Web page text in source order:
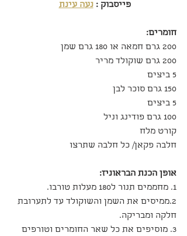
פייסבוק : נעה עינת
חומרים:
200 גרם חמאה או 180 גרם שמן
200 גרם שוקולד מריר
5 ביצים
150 גרם סוכר לבן
5 ביצים
100 גרם פודינג וניל
קורט מלח
חלבה פקאן/ כל חלבה שתרצו
אופן הכנת הבראוניז:
1. מחממים תנור ל180 מעלות טורבו.
2.ממיסים את השמן והשוקולד עד לתערובת
חלקה ומבריקה.
3. מוסיפים את כל שאר החומרים וטורפים